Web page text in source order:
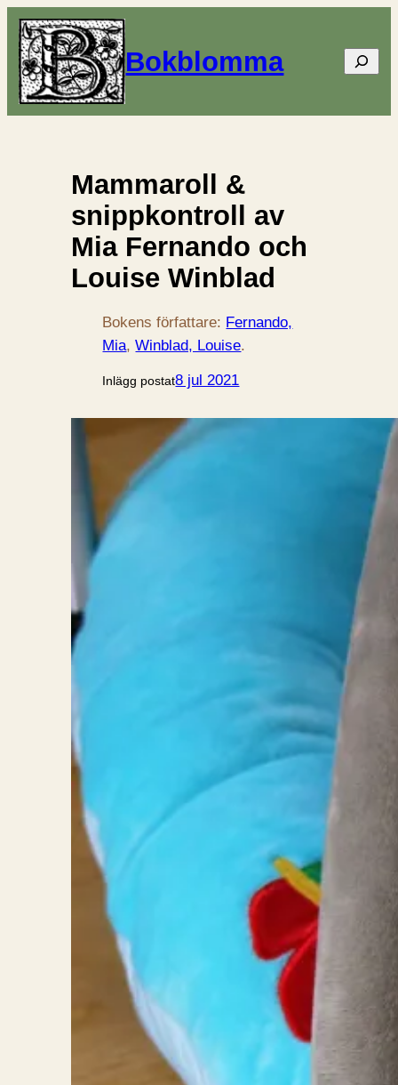
Bokblomma Sök
Mammaroll &
snippkontroll av
Mia Fernando och
Louise Winblad
Bokens författare: Fernando,
Mia, Winblad, Louise.
Inlägg postat8 jul 2021